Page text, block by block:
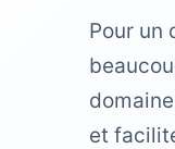
Pour un
et